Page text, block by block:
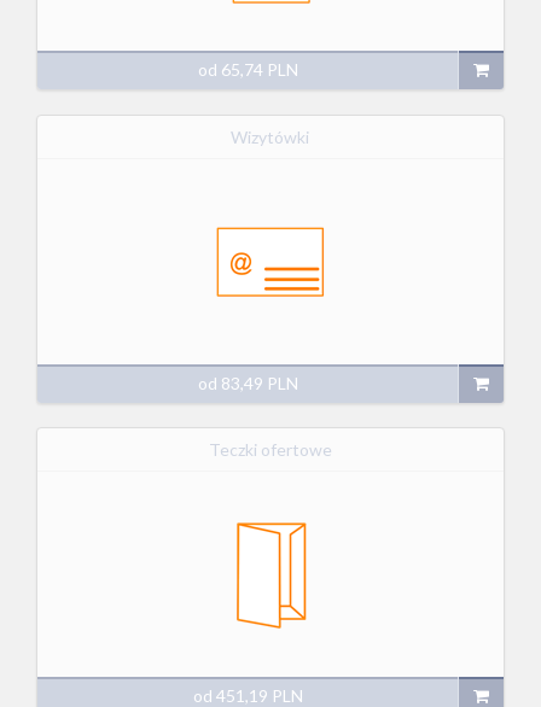
od 65,74PLN
Wizytówki
od 83,49 PLN
Teczki ofertowe
od 451,19 PLN